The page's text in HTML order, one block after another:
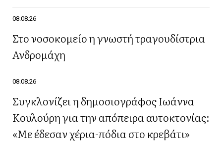
08.08.26
Στο νοσοκομείο η γνωστή τραγουδίστρια
Ανδρομάχη
08.08.26
Συγκλονίζει η δημοσιογράφος Ιωάννα
Κουλούρη για την απόπειρα αυτοκτονίας:
«Με έδεσαν χέρια-πόδια στο κρεβάτι»